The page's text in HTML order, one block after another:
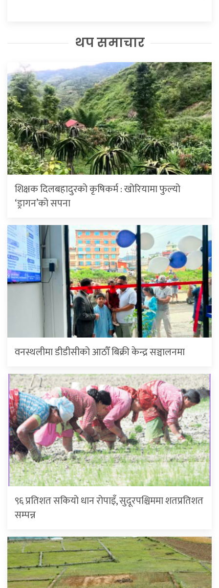
थप समाचार
शिक्षक दिलबहादुरको कृषिकर्म : खोरियामा फुल्यो
‘ड्रागन’को सपना
वनस्थलीमा डीडीसीको आठौँ बिक्री केन्द्र सञ्चालनमा
९६ प्रतिशत सकियो धान रोपाइँ, सुदूरपश्चिममा शतप्रतिशत
सम्पन्न